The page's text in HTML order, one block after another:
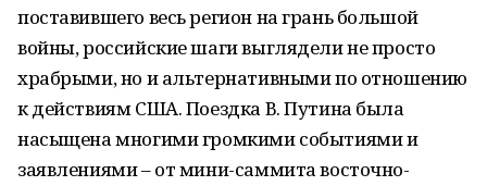
поставившего весь регион на грань большой
войны, российские шаги выглядели не просто
храбрыми, но и альтернативными по отношению
к действиям США. Поездка В. Путина была
насыщена многими громкими событиями и
заявлениями – от мини-саммита восточно-